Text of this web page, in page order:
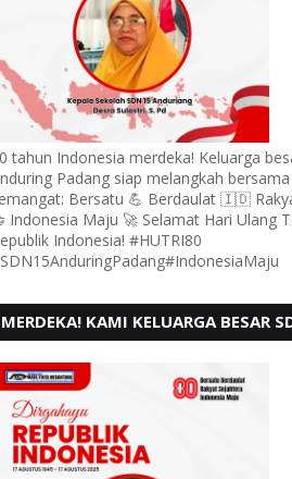
tahun Indonesia merdeka! Keluarga
Padang siap melangkah
Bersatu 💪 Berdaulat 🇮🇩
Indonesia Maju 🚀 Selamat Hari Ulang
Indonesia! #HUTRI80
MERDEKA! KAMI KELUARGA BESAR
MENGUCAPKAN HUT RI KE - 80